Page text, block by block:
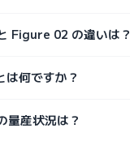
Figure 02 の違いは？
は何ですか？
産状況は？